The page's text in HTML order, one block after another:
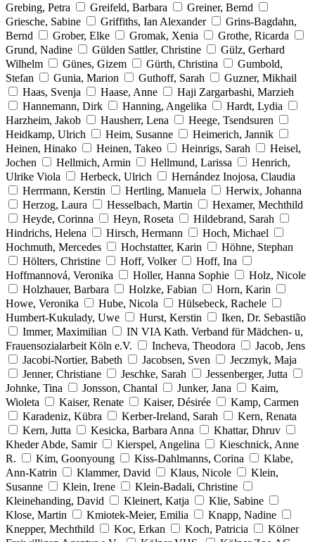
Grebing, Petra
Greifeld, Barbara
Greiner, Bernd
Griesche, Sabine
Griffiths, Ian Alexander
Grins-Bagdahn,
Bernd
Grober, Elke Gromak, Xenia
Grothe, Ricarda
Grund, Nadine
Gülden Sattler, Christine
Gülz, Gerhard
Wilhelm
Günes, Gizem Gürth, Christina
Gumbold,
Stefan
Gunia, Marion Guthoff, Sarah
Guzner, Mikhail
Haas, Svenja
Haase, Anne
Haji Zargarbashi, Marzieh
Hannemann, Dirk
Hanning, Angelika
Hardt, Lydia
Harzheim, Jakob
Hausherr, Lena
Heege, Tsendsuren
Heidkamp, Ulrich
Heim, Susanne
Heimerich, Jannik
Heinen, Hinako
Heinen, Takeo Heinrigs, Sarah
Heisel,
Jochen
Hellmich, Armin Hellmund, Larissa
Henrich,
Ulrike Viola
Herbeck, Ulrich
Hernández Inojosa, Claudia
Herrmann, Kerstin
Hertling, Manuela
Herwix, Johanna
Herzog, Laura
Hesselbach, Martin
Hexamer, Mechthild
Heyde, Corinna
Heyn, Roseta
Hildebrand, Sarah
Hindrichs, Helena
Hirsch, Hermann
Hoch, Michael
Hochmuth, Mercedes
Hochstatter, Karin
Höhne, Stephan
Hölters, Christine
Hoff, Volker
Hoff, Ina
Hoffmannová, Veronika
Holler, Hanna Sophie
Holz, Nicole
Holzhauer, Barbara
Holzke, Fabian
Horn, Karin
Howe, Veronika
Hube, Nicola
Hülsebeck, Rachele
Humbert-Kukulady, Uwe
Hurst, Kerstin
Iken, Dr. Sebastião
Immer, Maximilian
IN VIA Kath. Verband für Mädchen- u,
Frauensozialarbeit Köln e.V.
Incheva, Theodora
Jacob, Jens
Jacobi-Nortier, Babeth
Jacobsen, Sven
Jeczmyk, Maja
Jenner, Christiane
Jeschke, Sarah
Jessenberger, Jutta
Johnke, Tina
Jonsson, Chantal Junker, Jana
Kaim,
Wioleta
Kaiser, Renate Kaiser, Désirée
Kamp, Carmen
Karadeniz, Kübra
Kerber-Ireland, Sarah
Kern, Renata
Kern, Jutta
Kesicka, Barbara Anna
Khattar, Dhruv
Kheder Abde, Samir
Kierspel, Angelina
Kieschnick, Anne
R.
Kim, Goonyoung Kiss-Dahlmanns, Corina
Klabe,
Ann-Katrin
Klammer, David Klaus, Nicole
Klein,
Susanne
Klein, Irene
Klein-Badali, Christine
Kleinehanding, David
Kleinert, Katja
Klie, Sabine
Klose, Martin
Kmiotek-Meier, Emilia
Knapp, Nadine
Knepper, Mechthild
Koc, Erkan Koch, Patricia
Kölner